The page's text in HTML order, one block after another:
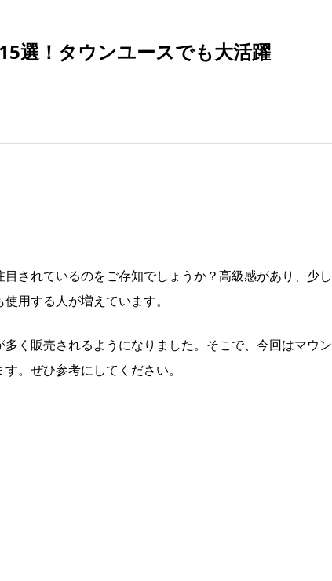
選！タウンユースでも大活躍
されているのをご存知でしょうか？高級感があり、少し
用する人が増えています。
く販売されるようになりました。そこで、今回はマウン
。ぜひ参考にしてください。